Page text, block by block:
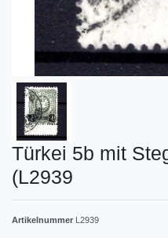
Türkei 5b mit
(L2939
Artikelnummer L2939